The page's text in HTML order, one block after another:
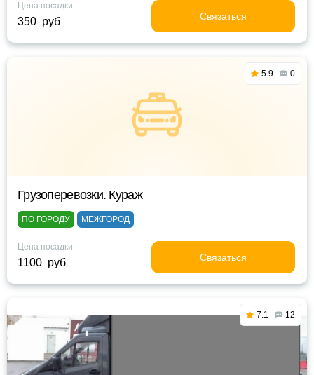
Цена посадки
350 руб Связаться
5.9 0
Грузоперевозки. Кураж
ПО ГОРОДУ МЕЖГОРОД
Цена посадки
1100 руб Связаться
7.1 12